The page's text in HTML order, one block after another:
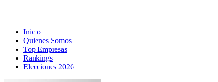
Inicio
Quienes Somos
Top Empresas
Rankings
Elecciones 2026